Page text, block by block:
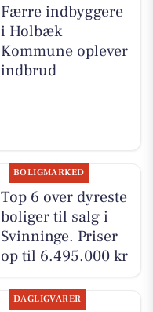
Færre indbyggere
i Holbæk
Kommune oplever
indbrud
BOLIGMARKED
Top 6 over dyreste
boliger til salg i
Svinninge. Priser
op til 6.495.000 kr
DAGLIGVARER